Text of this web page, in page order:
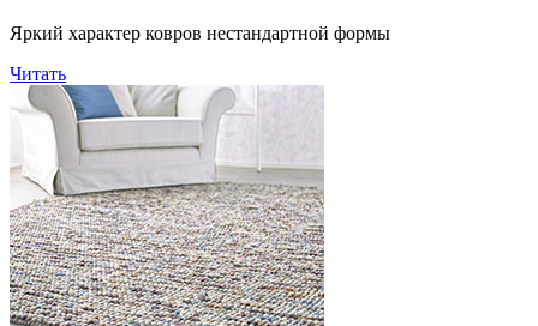
Яркий характер ковров нестандартной формы
Читать